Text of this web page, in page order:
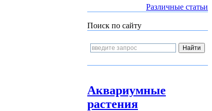
Различные статьи
Поиск по сайту
Аквариумные
растения